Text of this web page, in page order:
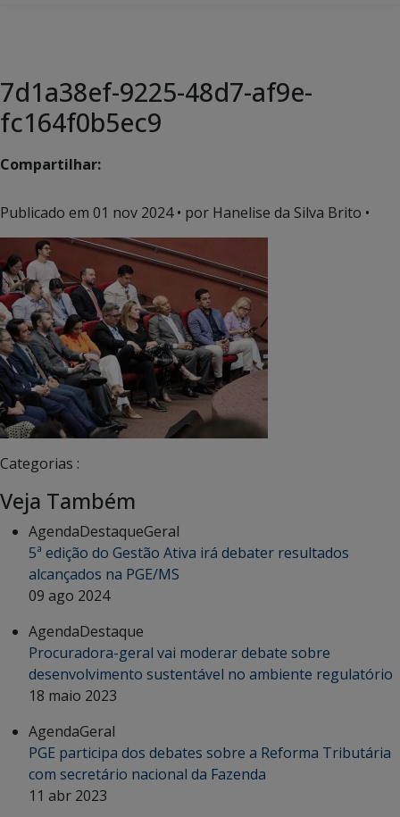
7d1a38ef-9225-48d7-af9e-
fc164f0b5ec9
Compartilhar:
Publicado em 01 nov 2024• por Hanelise da Silva Brito •
Categorias :
Veja Também
AgendaDestaqueGeral
5ª edição do Gestão Ativa irá debater resultados
alcançados na PGE/MS
09 ago 2024
AgendaDestaque
Procuradora-geral vai moderar debate sobre
desenvolvimento sustentável no ambiente regulatório
18 maio 2023
AgendaGeral
PGE participa dos debates sobre a Reforma Tributária
com secretário nacional da Fazenda
11 abr 2023